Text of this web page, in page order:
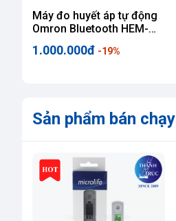
Máy đo huyết áp tự động
Omron Bluetooth HEM-
1.000.000đ -19%
Sản phẩm bán chạy